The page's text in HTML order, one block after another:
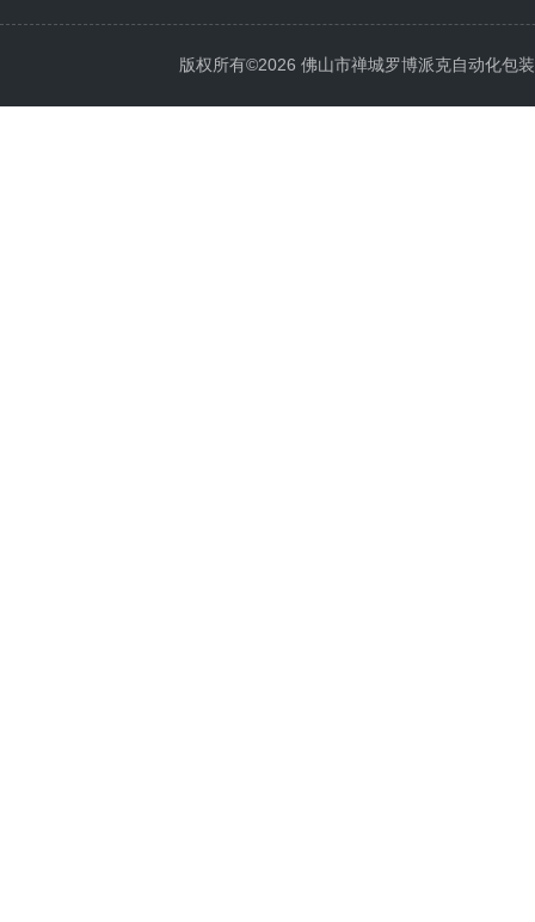
版权所有©2026 佛山市禅城罗博派克自动化